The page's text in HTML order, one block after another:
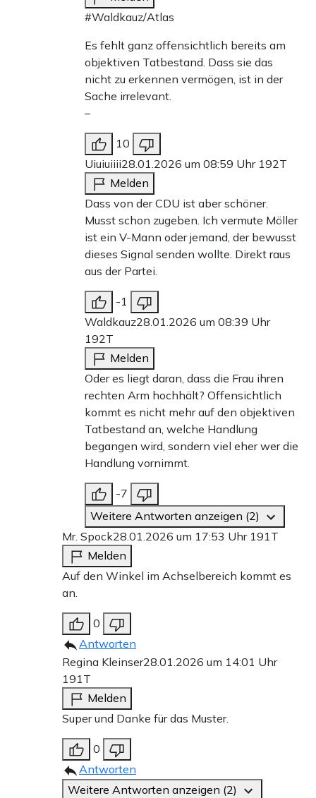
#Waldkauz/Atlas
Es fehlt ganz offensichtlich bereits am
objektiven Tatbestand. Dass sie das
nicht zu erkennen vermögen, ist in der
Sache irrelevant.
–
10
Uiuiuiiii28.01.2026 um 08:59 Uhr 192T
Melden
Dass von der CDU ist aber schöner.
Musst schon zugeben. Ich vermute Möller
ist ein V-Mann oder jemand, der bewusst
dieses Signal senden wollte. Direkt raus
aus der Partei.
-1
Waldkauz28.01.2026 um 08:39 Uhr
192T
Melden
Oder es liegt daran, dass die Frau ihren
rechten Arm hochhält? Offensichtlich
kommt es nicht mehr auf den objektiven
Tatbestand an, welche Handlung
begangen wird, sondern viel eher wer die
Handlung vornimmt.
-7
Weitere Antworten anzeigen (2)
Mr. Spock28.01.2026 um 17:53 Uhr 191T
Melden
Auf den Winkel im Achselbereich kommt es
an.
0
Antworten
Regina Kleinser28.01.2026 um 14:01 Uhr
191T
Melden
Super und Danke für das Muster.
0
Antworten
Weitere Antworten anzeigen (2)